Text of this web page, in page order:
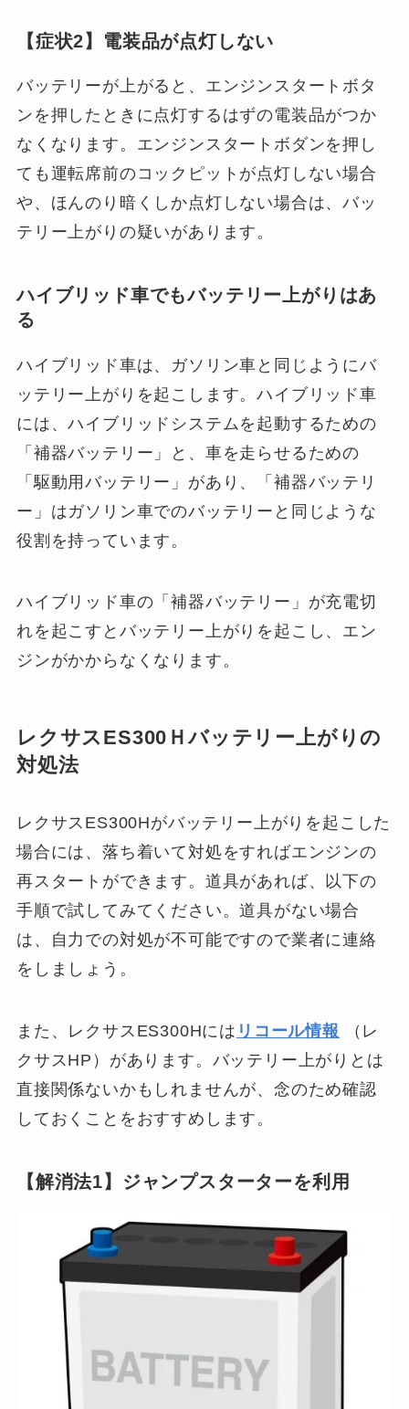
【症状2】電装品が点灯しない
バッテリーが上がると、エンジンスタートボタ
ンを押したときに点灯するはずの電装品がつか
なくなります。エンジンスタートボダンを押し
ても運転席前のコックピットが点灯しない場合
や、ほんのり暗くしか点灯しない場合は、バッ
テリー上がりの疑いがあります。
ハイブリッド車でもバッテリー上がりはあ
る
ハイブリッド車は、ガソリン車と同じようにバ
ッテリー上がりを起こします。ハイブリッド車
には、ハイブリッドシステムを起動するための
「補器バッテリー」と、車を走らせるための
「駆動用バッテリー」があり、「補器バッテリ
ー」はガソリン車でのバッテリーと同じような
役割を持っています。
ハイブリッド車の「補器バッテリー」が充電切
れを起こすとバッテリー上がりを起こし、エン
ジンがかからなくなります。
レクサスES300Ｈバッテリー上がりの
対処法
レクサスES300Hがバッテリー上がりを起こした
場合には、落ち着いて対処をすればエンジンの
再スタートができます。道具があれば、以下の
手順で試してみてください。道具がない場合
は、自力での対処が不可能ですので業者に連絡
をしましょう。
また、レクサスES300Hには リコール情報
（レ
クサスHP）があります。バッテリー上がりとは
直接関係ないかもしれませんが、念のため確認
しておくことをおすすめします。
【解消法1】ジャンプスターターを利用